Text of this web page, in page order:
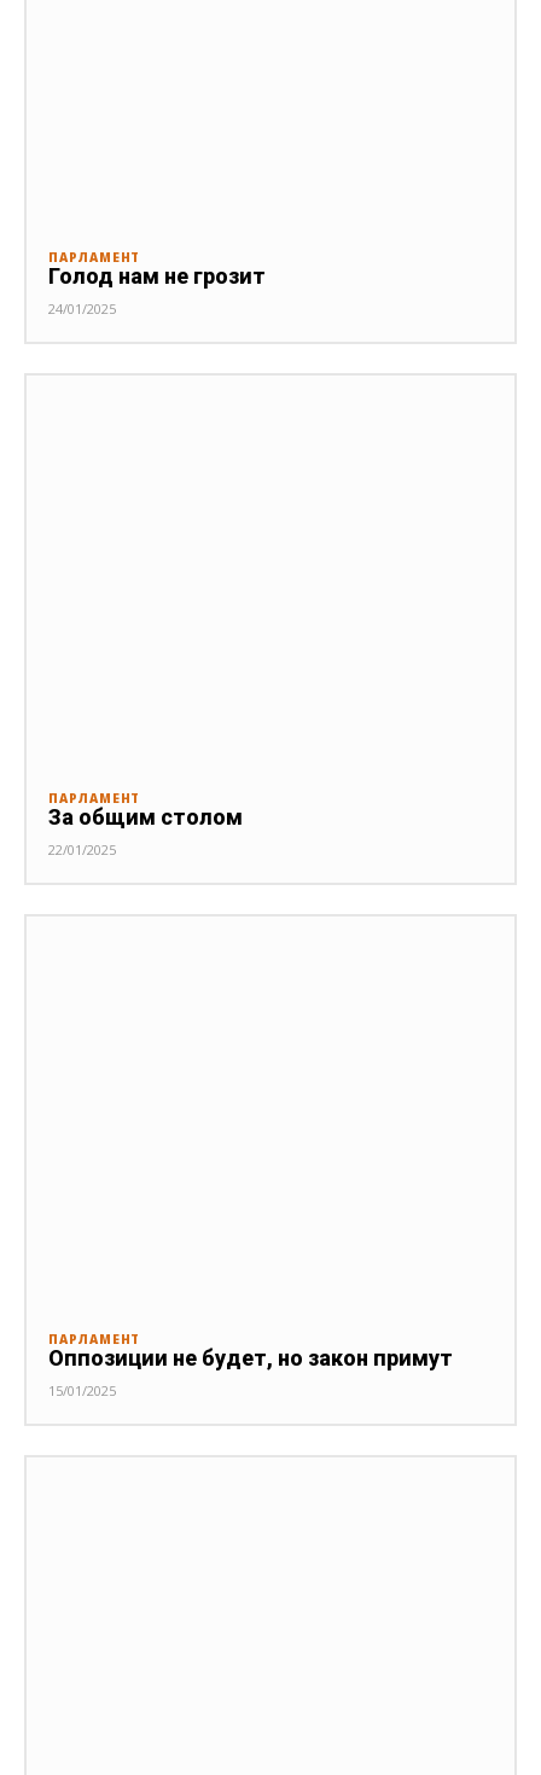
ПАРЛАМЕНТ
Голод нам не грозит
24/01/2025
ПАРЛАМЕНТ
За общим столом
22/01/2025
ПАРЛАМЕНТ
Оппозиции не будет, но закон примут
15/01/2025